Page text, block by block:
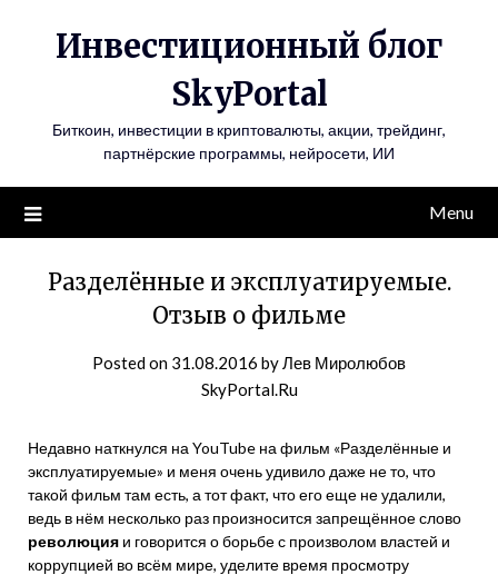
Инвестиционный блог
SkyPortal
Биткоин, инвестиции в криптовалюты, акции, трейдинг,
партнёрские программы, нейросети, ИИ
Menu
Разделённые и эксплуатируемые.
Отзыв о фильме
Posted on 31.08.2016 byЛев Миролюбов
SkyPortal.Ru
Недавно наткнулся на YouTube на фильм «Разделённые и
эксплуатируемые» и меня очень удивило даже не то, что
такой фильм там есть, а тот факт, что его еще не удалили,
ведь в нём несколько раз произносится запрещённое слово
революция и говорится о борьбе с произволом властей и
коррупцией во всём мире, уделите время просмотру